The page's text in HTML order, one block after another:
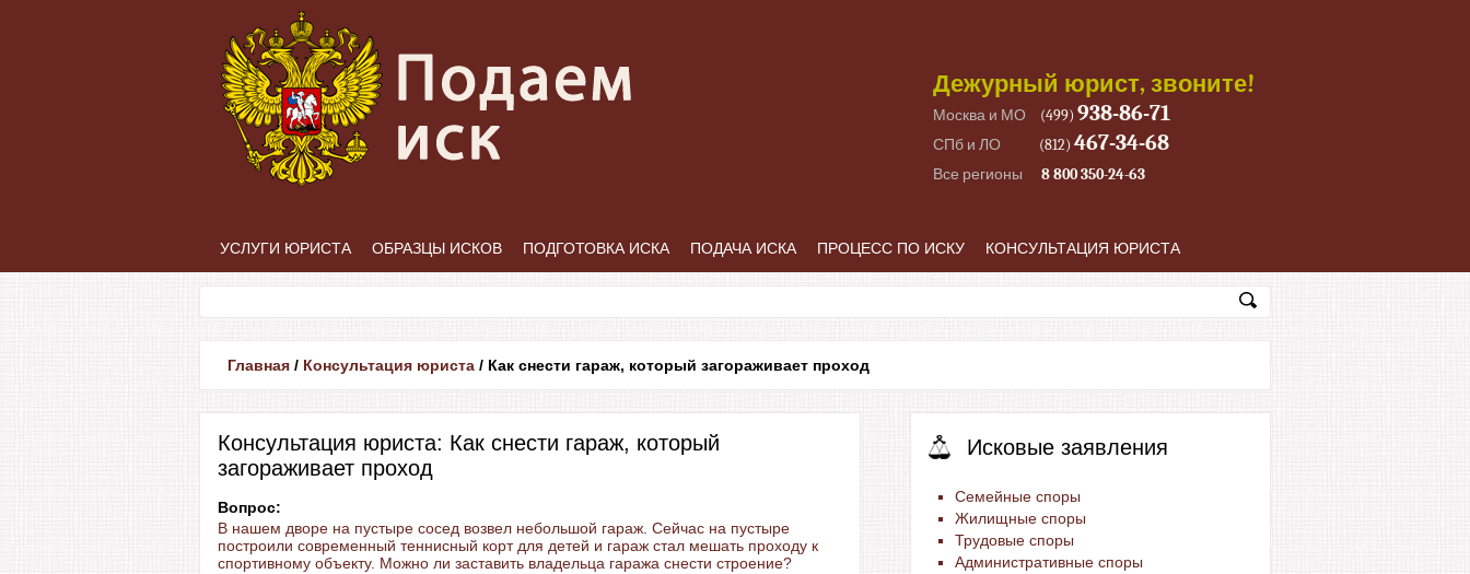
Дежурный юрист, звоните!
Москва и МО (499) 938-86-71
СПб и ЛО (812) 467-34-68
Все регионы 8 800 350-24-63
УСЛУГИ ЮРИСТА ОБРАЗЦЫ ИСКОВ ПОДГОТОВКА ИСКА ПОДАЧА ИСКА ПРОЦЕСС ПО ИСКУ КОНСУЛЬТАЦИЯ ЮРИСТА
Главная / Консультация юриста / Как снести гараж, который загораживает проход
Консультация юриста: Как снести гараж, который
загораживает проход
Вопрос:
В нашем дворе на пустыре сосед возвел небольшой гараж. Сейчас на пустыре
построили современный теннисный корт для детей и гараж стал мешать проходу к
спортивному объекту. Можно ли заставить владельца гаража снести строение?
Исковые заявления
Семейные споры
Жилищные споры
Трудовые споры
Административные споры